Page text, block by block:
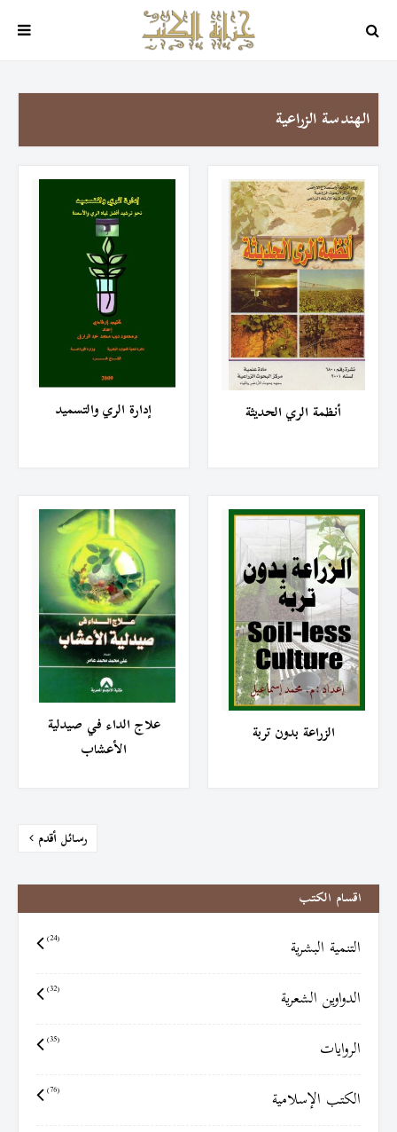
الهندسة الزراعية
أنظمة الري الحديثة إدارة الري والتسميد
الزراعة بدون تربة
علاج الداء في صيدلية
الأعشاب
رسائل أقدم
اقسام الكتب
التنمية البشرية (24)
الدواوين الشعرية (32)
الروايات (35)
الكتب الإسلامية (76)